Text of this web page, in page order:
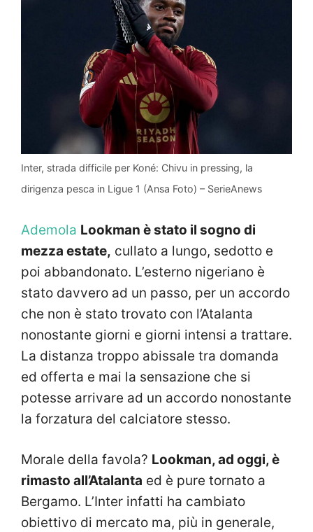
Inter, strada difficile per Koné: Chivu in pressing, la
dirigenza pesca in Ligue 1 (Ansa Foto) – SerieAnews
Ademola Lookman è stato il sogno di
mezza estate, cullato a lungo, sedotto e
poi abbandonato. L’esterno nigeriano è
stato davvero ad un passo, per un accordo
che non è stato trovato con l’Atalanta
nonostante giorni e giorni intensi a trattare.
La distanza troppo abissale tra domanda
ed offerta e mai la sensazione che si
potesse arrivare ad un accordo nonostante
la forzatura del calciatore stesso.
Morale della favola? Lookman, ad oggi, è
rimasto all’Atalanta ed è pure tornato a
Bergamo. L’Inter infatti ha cambiato
obiettivo di mercato ma, più in generale,